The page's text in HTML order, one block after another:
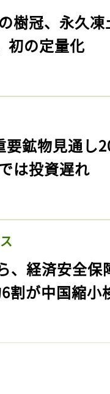
樹冠、永久
初の定量化
要鉱物見通
は投資遅れ
、経済安全
割が中国縮小